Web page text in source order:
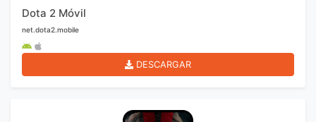
Dota 2 Móvil
net.dota2.mobile
DESCARGAR